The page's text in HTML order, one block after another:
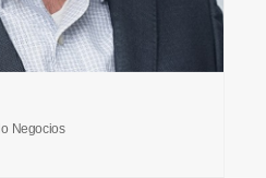
Negocios